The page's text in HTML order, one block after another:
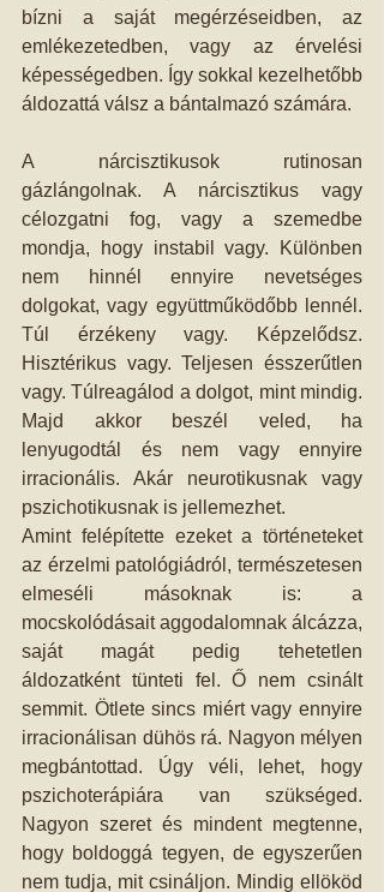
bízni a saját megérzéseidben, az
emlékezetedben, vagy az érvelési
képességedben. Így sokkal kezelhetőbb
áldozattá válsz a bántalmazó számára.
A nárcisztikusok rutinosan
gázlángolnak. A nárcisztikus vagy
célozgatni fog, vagy a szemedbe
mondja, hogy instabil vagy. Különben
nem hinnél ennyire nevetséges
dolgokat, vagy együttműködőbb lennél.
Túl érzékeny vagy. Képzelődsz.
Hisztérikus vagy. Teljesen ésszerűtlen
vagy. Túlreagálod a dolgot, mint mindig.
Majd akkor beszél veled, ha
lenyugodtál és nem vagy ennyire
irracionális. Akár neurotikusnak vagy
pszichotikusnak is jellemezhet.
Amint felépítette ezeket a történeteket
az érzelmi patológiádról, természetesen
elmeséli másoknak is: a
mocskolódásait aggodalomnak álcázza,
saját magát pedig tehetetlen
áldozatként tünteti fel. Ő nem csinált
semmit. Ötlete sincs miért vagy ennyire
irracionálisan dühös rá. Nagyon mélyen
megbántottad. Úgy véli, lehet, hogy
pszichoterápiára van szükséged.
Nagyon szeret és mindent megtenne,
hogy boldoggá tegyen, de egyszerűen
nem tudja, mit csináljon. Mindig ellököd